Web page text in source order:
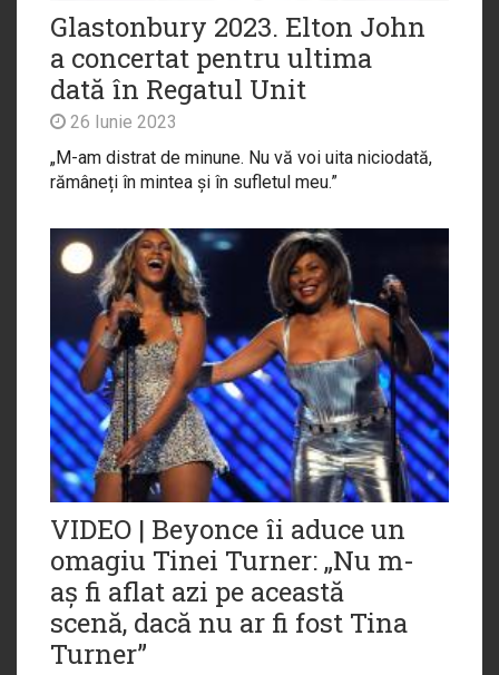
Glastonbury 2023. Elton John
a concertat pentru ultima
dată în Regatul Unit
26 Iunie 2023
„M-am distrat de minune. Nu vă voi uita niciodată,
rămâneți în mintea și în sufletul meu.”
VIDEO | Beyonce îi aduce un
omagiu Tinei Turner: „Nu m-
aș fi aflat azi pe această
scenă, dacă nu ar fi fost Tina
Turner”